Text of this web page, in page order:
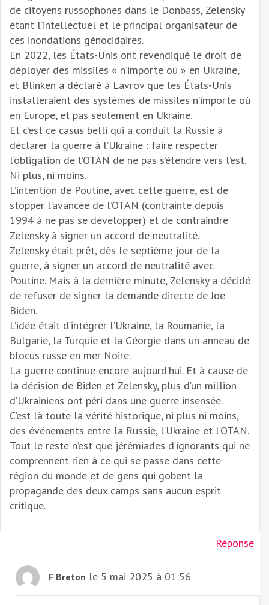
de citoyens russophones dans le Donbass, Zelensky
étant l’intellectuel et le principal organisateur de
ces inondations génocidaires.
En 2022, les États-Unis ont revendiqué le droit de
déployer des missiles « n’importe où » en Ukraine,
et Blinken a déclaré à Lavrov que les États-Unis
installeraient des systèmes de missiles n’importe où
en Europe, et pas seulement en Ukraine.
Et c’est ce casus belli qui a conduit la Russie à
déclarer la guerre à l’Ukraine : faire respecter
l’obligation de l’OTAN de ne pas s’étendre vers l’est.
Ni plus, ni moins.
L’intention de Poutine, avec cette guerre, est de
stopper l’avancée de l’OTAN (contrainte depuis
1994 à ne pas se développer) et de contraindre
Zelensky à signer un accord de neutralité.
Zelensky était prêt, dès le septième jour de la
guerre, à signer un accord de neutralité avec
Poutine. Mais à la dernière minute, Zelensky a décidé
de refuser de signer la demande directe de Joe
Biden.
L’idée était d’intégrer l’Ukraine, la Roumanie, la
Bulgarie, la Turquie et la Géorgie dans un anneau de
blocus russe en mer Noire.
La guerre continue encore aujourd’hui. Et à cause de
la décision de Biden et Zelensky, plus d’un million
d’Ukrainiens ont péri dans une guerre insensée.
C’est là toute la vérité historique, ni plus ni moins,
des événements entre la Russie, l’Ukraine et l’OTAN.
Tout le reste n’est que jérémiades d’ignorants qui ne
comprennent rien à ce qui se passe dans cette
région du monde et de gens qui gobent la
propagande des deux camps sans aucun esprit
critique.
Réponse
F Breton le 5 mai 2025 à 01:56